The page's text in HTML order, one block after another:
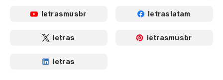
letrasmusbr letraslatam
letras letrasmusbr
letras